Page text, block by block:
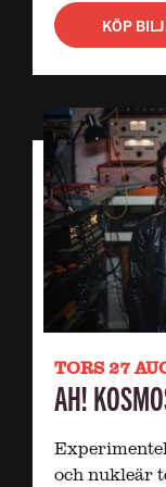
KÖP
TORS 27
AH!
och nukleär